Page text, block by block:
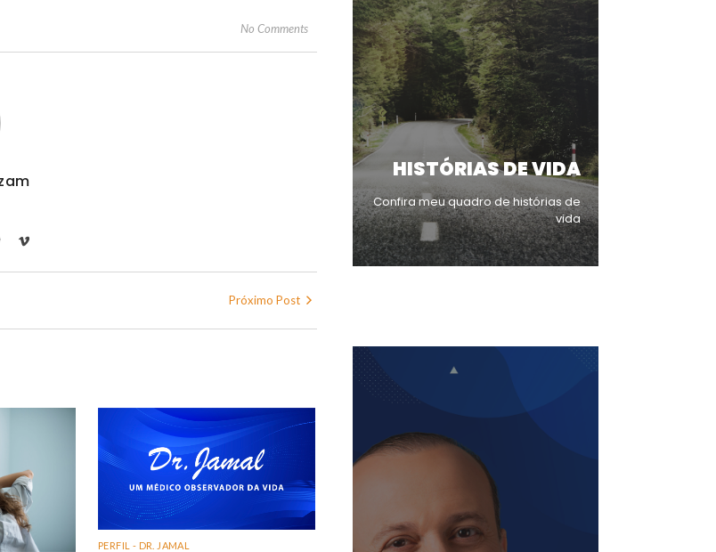
No Comments
Próximo Post
PERFIL - DR. JAMAL
HISTÓRIAS DE VIDA
Confira meu quadro de histórias de
vida